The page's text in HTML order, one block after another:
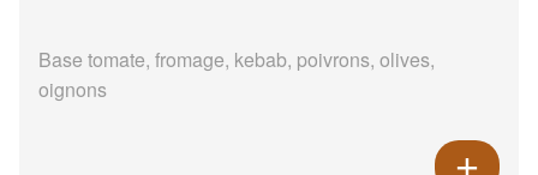
Base tomate, fromage, kebab, poivrons, olives,
oignons